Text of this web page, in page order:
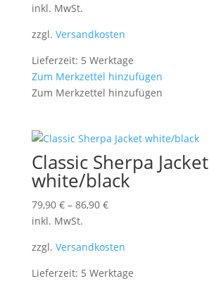
inkl. MwSt.
zzgl. Versandkosten
Lieferzeit: 5 Werktage
Zum Merkzettel hinzufügen
Zum Merkzettel hinzufügen
Classic Sherpa Jacket
white/black
79,90 €– 86,90 €
inkl. MwSt.
zzgl. Versandkosten
Lieferzeit: 5 Werktage